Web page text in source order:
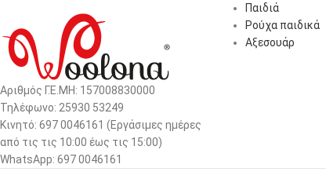
Αριθμός Γ.Ε.ΜΗ: 157008830000
Τηλέφωνο: 25930 53249
Κινητό: 697 0046161 (Eργάσιμες ημέρες
από τις τις 10:00 έως τις 15:00)
WhatsApp: 697 0046161
Παιδιά
Ρούχα παιδικά
Αξεσουάρ